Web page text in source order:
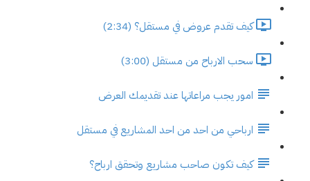
كيف تقدم عروض في مستقل؟ (2:34)
سحب الارباح من مستقل (3:00)
امور يجب مراعاتها عند تقديمك العرض
ارباحي من احد من احد المشاريع في مستقل
كيف تكون صاحب مشاريع وتحقق ارباح؟